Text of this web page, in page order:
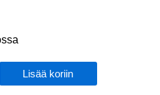
Lisää koriin